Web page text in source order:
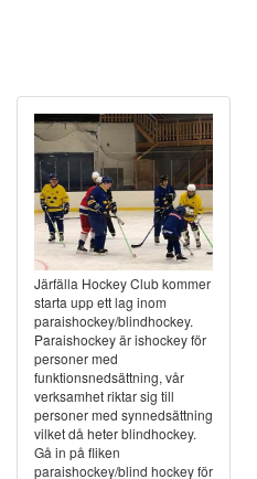
Järfälla Hockey Club kommer
starta upp ett lag inom
paraishockey/blindhockey.
Paraishockey är ishockey för
personer med
funktionsnedsättning, vår
verksamhet riktar sig till
personer med synnedsättning
vilket då heter blindhockey.
Gå in på fliken
paraishockey/blind hockey för